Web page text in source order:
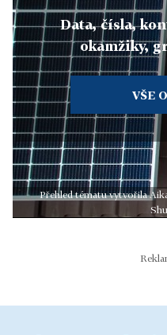
Data, čísla,
okamžiky,
VŠE
Přehled tématu vytvořila